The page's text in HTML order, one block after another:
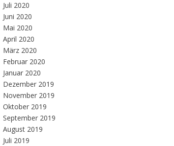
Juli 2020
Juni 2020
Mai 2020
April 2020
März 2020
Februar 2020
Januar 2020
Dezember 2019
November 2019
Oktober 2019
September 2019
August 2019
Juli 2019